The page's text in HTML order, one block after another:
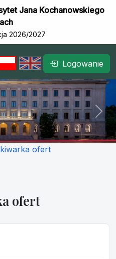
Jana Kochanowskiego
2026/2027
Logowanie
Next
ofert
ofert